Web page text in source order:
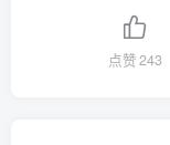
点赞243